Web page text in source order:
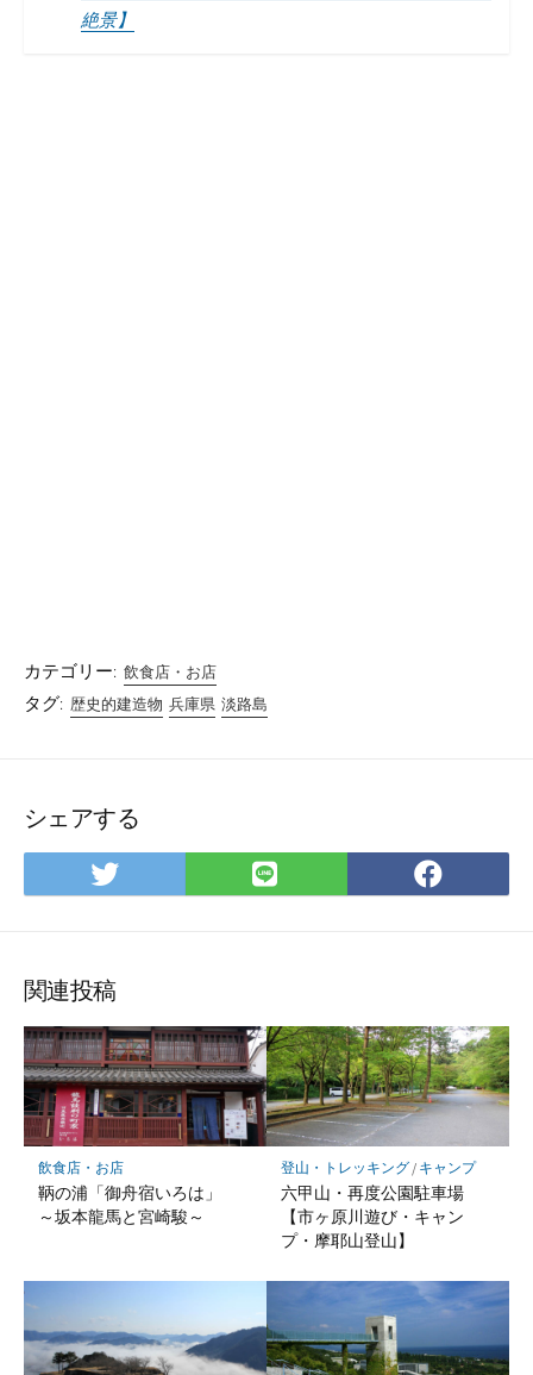
絶景】
カテゴリー: 飲食店・お店
タグ: 歴史的建造物 兵庫県 淡路島
シェアする
Twitter
で
LINE
で
で
関連投稿
飲食店・お店
鞆の浦「御舟宿いろは」
～坂本龍馬と宮崎駿～
登山・トレッキング/ キャンプ
六甲山・再度公園駐車場
【市ヶ原川遊び・キャン
プ・摩耶山登山】